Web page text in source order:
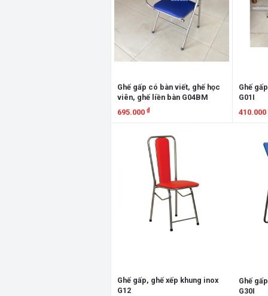
Ghế gấp có bàn viết, ghế học
viên, ghế liền bàn G04BM
695.000 ₫
Ghế
G01I
410.000
Ghế gấp, ghế xếp khung inox
G12
Ghế
G30I